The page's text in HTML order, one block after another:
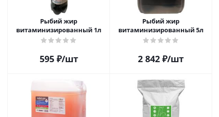
Рыбий жир
витаминизированный 1л
595₽/шт
Рыбий жир
витаминизированный 5л
2 842 ₽/шт